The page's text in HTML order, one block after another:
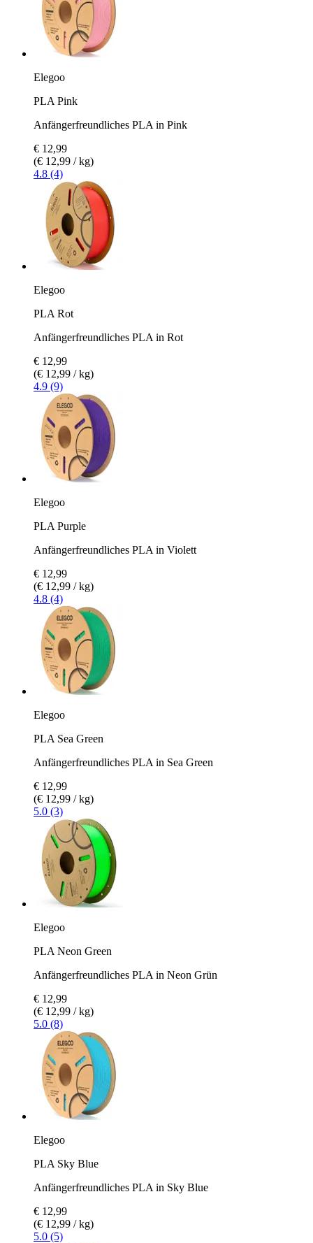
Elegoo
PLA Pink
Anfängerfreundliches PLA in Pink
€ 12,99
(€ 12,99 / kg)
4.8 (4)
Elegoo
PLA Rot
Anfängerfreundliches PLA in Rot
€ 12,99
(€ 12,99 / kg)
4.9 (9)
Elegoo
PLA Purple
Anfängerfreundliches PLA in Violett
€ 12,99
(€ 12,99 / kg)
4.8 (4)
Elegoo
PLA Sea Green
Anfängerfreundliches PLA in Sea Green
€ 12,99
(€ 12,99 / kg)
5.0 (3)
Elegoo
PLA Neon Green
Anfängerfreundliches PLA in Neon Grün
€ 12,99
(€ 12,99 / kg)
5.0 (8)
Elegoo
PLA Sky Blue
Anfängerfreundliches PLA in Sky Blue
€ 12,99
(€ 12,99 / kg)
5.0 (5)